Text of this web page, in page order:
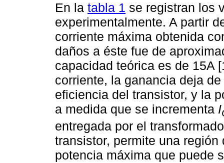
En la tabla 1 se registran los
experimentalmente. A partir
corriente máxima obtenida
daños a éste fue de
capacidad teórica es de 15A
corriente, la ganancia deja
eficiencia del transistor, y la
a medida que se incrementa I
entregada por el
transistor, permite una
potencia máxima que puede